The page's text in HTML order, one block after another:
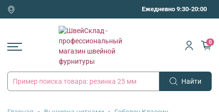
Ежедневно 9:30-20:00
Найти
0